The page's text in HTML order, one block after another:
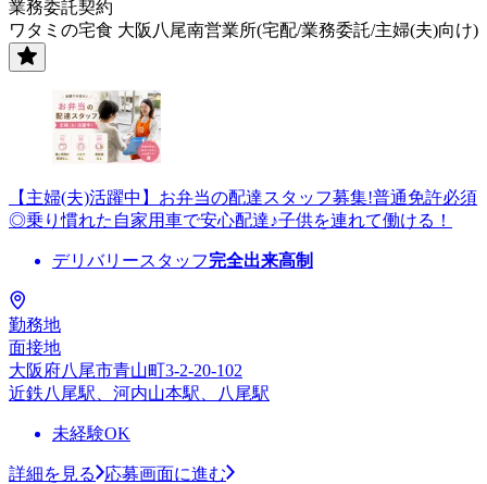
業務委託契約
ワタミの宅食 大阪八尾南営業所(宅配/業務委託/主婦(夫)向け)
【主婦(夫)活躍中】お弁当の配達スタッフ募集!普通免許必須
◎乗り慣れた自家用車で安心配達♪子供を連れて働ける！
デリバリースタッフ完全出来高制
勤務地
面接地
大阪府八尾市青山町3-2-20-102
近鉄八尾駅、河内山本駅、八尾駅
未経験OK
詳細を見る 応募画面に進む